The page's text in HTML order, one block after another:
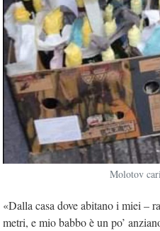
Molotov
«Dalla casa dove abitano i miei –
metri, e mio babbo è un po’